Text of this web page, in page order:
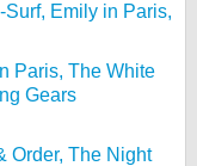
Emily in Paris,
Paris, The White
Gears
Order, The Night